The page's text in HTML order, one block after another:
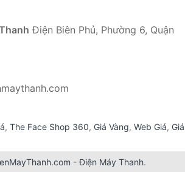
Điện Biên Phủ, Phường 6, Quận
, The Face Shop 360, Giá Vàng, Web Giá, Giá
-Điện Máy Thanh.